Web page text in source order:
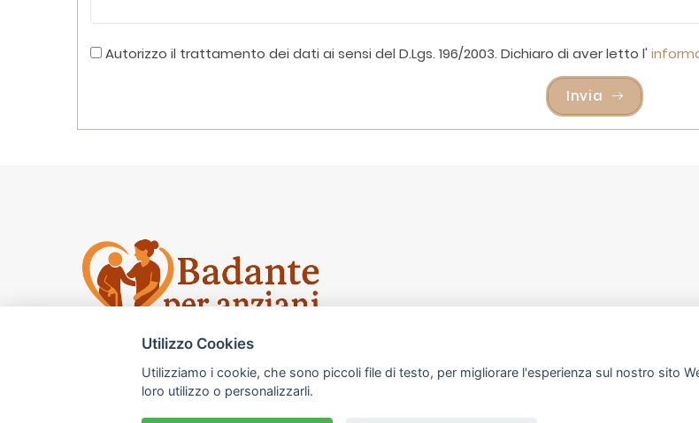
Autorizzo il trattamento dei dati ai sensi del D.Lgs. 196/2003. Dichiaro di aver letto l'
Invia
Badante per gli anzianiMonza MilanoeBergamo
Utilizzo Cookies
Utilizziamo i cookie, che sono piccoli file di testo, per migliorare l'esperienza sul nostro sito
loro utilizzo o personalizzarli.